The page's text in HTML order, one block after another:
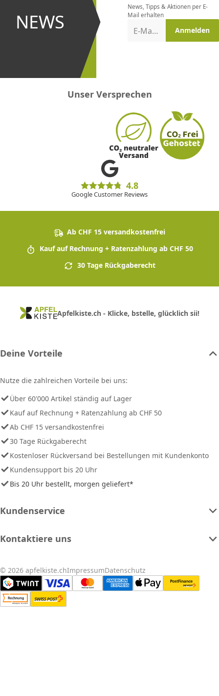
NEWS
und bei
Aktionen
News, Tipps & Aktionen per E-
Mail erhalten
E-Mail-Adresse Anmelden
Unser Versprechen
4.8
Google Customer Reviews
Ab CHF 15 versandkostenfrei
Kauf auf Rechnung + Ratenzahlung ab CHF 50
30 Tage Rückgaberecht
Apfelkiste.ch - Klicke, bstelle, glücklich sii!
Deine Vorteile
Nutze die zahlreichen Vorteile bei uns:
Über 60'000 Artikel ständig auf Lager
Kauf auf Rechnung + Ratenzahlung ab CHF 50
Ab CHF 15 versandkostenfrei
30 Tage Rückgaberecht
Kostenloser Rückversand bei Bestellungen mit Kundenkonto
Kundensupport bis 20 Uhr
Bis 20 Uhr bestellt, morgen geliefert*
Kundenservice
Kontaktiere uns
© 2026 apfelkiste.chImpressumDatenschutz